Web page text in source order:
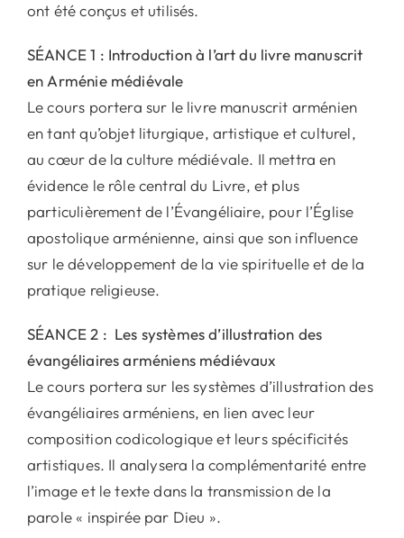
ont été conçus et utilisés.
SÉANCE 1 : Introduction à l’art du livre manuscrit
en Arménie médiévale
Le cours portera sur le livre manuscrit arménien
en tant qu’objet liturgique, artistique et culturel,
au cœur de la culture médiévale. Il mettra en
évidence le rôle central du Livre, et plus
particulièrement de l’Évangéliaire, pour l’Église
apostolique arménienne, ainsi que son influence
sur le développement de la vie spirituelle et de la
pratique religieuse.
SÉANCE 2 : Les systèmes d’illustration des
évangéliaires arméniens médiévaux
Le cours portera sur les systèmes d’illustration des
évangéliaires arméniens, en lien avec leur
composition codicologique et leurs spécificités
artistiques. Il analysera la complémentarité entre
l’image et le texte dans la transmission de la
parole « inspirée par Dieu ».